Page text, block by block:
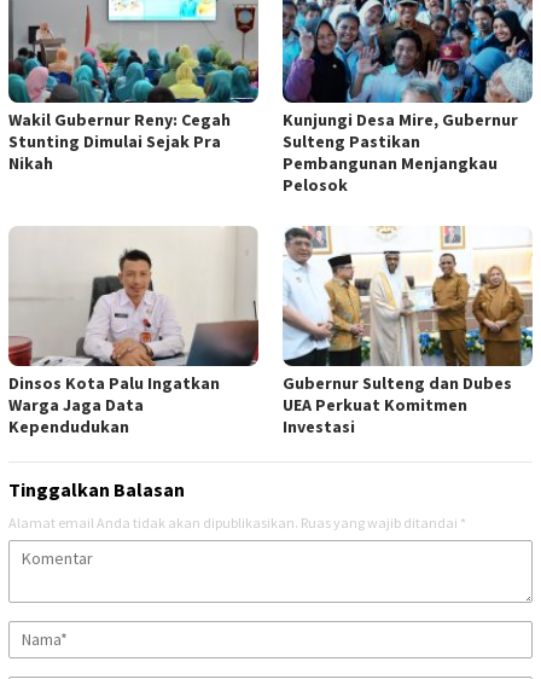
Wakil Gubernur Reny: Cegah
Stunting Dimulai Sejak Pra
Nikah
Kunjungi Desa Mire, Gubernur
Sulteng Pastikan
Pembangunan Menjangkau
Pelosok
Dinsos Kota Palu Ingatkan
Warga Jaga Data
Kependudukan
Gubernur Sulteng dan Dubes
UEA Perkuat Komitmen
Investasi
Tinggalkan Balasan
Alamat email Anda tidak akan dipublikasikan. Ruas yang wajib ditandai *